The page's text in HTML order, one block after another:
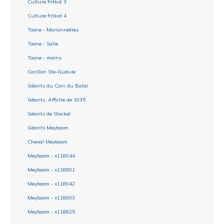
Culture fritkot 3
Culture fritkot 4
Toone - Marionnettes
Toone - Salle
Toone - mains
Carillon Ste-Gudule
Géants du Coin du Balai
Géants. Affiche de 1935
Géants de Stockel
Géants Meyboom
Cheval Meyboom
Meyboom - x118944
Meyboom - x118801
Meyboom - x118942
Meyboom - x118903
Meyboom - x118825